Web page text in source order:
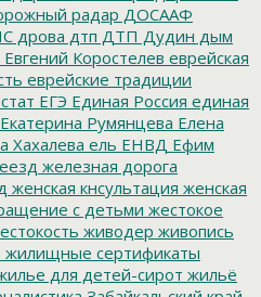
радар ДОСААФ
дрова дтп ДТП Дудин дым
Евгений Коростелев еврейская
еврейские традиции
ЕГЭ Единая Россия единая
Екатерина Румянцева Елена
Хахалева ель ЕНВД Ефим
железная дорога
женская кнсультация женская
с детьми жестокое
живодер живопись
жилищные сертификаты
для детей-сирот жильё